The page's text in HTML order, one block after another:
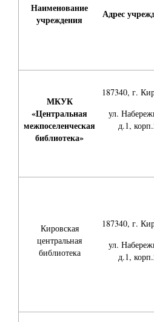
Наименование
учреждения
Адрес
МКУК
«Центральная
межпоселенческая
библиотека»
187340, г.
ул.
д.1,
Кировская
центральная
библиотека
187340, г.
ул.
д.1,